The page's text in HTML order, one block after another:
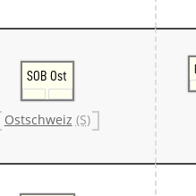
SOB Ost
Ostschweiz (S)